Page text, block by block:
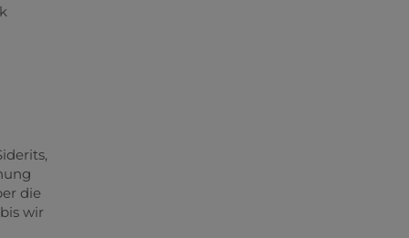
die
wir